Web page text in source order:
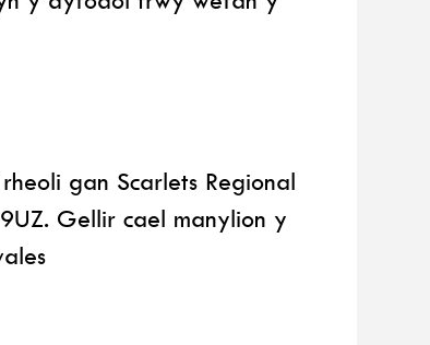
gan Scarlets Regional
Gellir cael manylion y